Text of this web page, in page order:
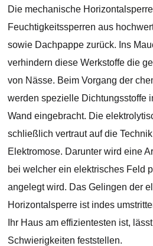
Die mechanische
Feuchtigkeitssperren aus
sowie Dachpappe zurück. Ins
verhindern diese Werkstoffe die
von Nässe. Beim Vorgang der
werden spezielle Dichtungsstoffe
Wand eingebracht. Die
schließlich vertraut auf die
Elektromose. Darunter wird eine
bei welcher ein elektrisches Feld
angelegt wird. Das Gelingen der
Horizontalsperre ist indes
Ihr Haus am effizientesten ist,
Schwierigkeiten feststellen.